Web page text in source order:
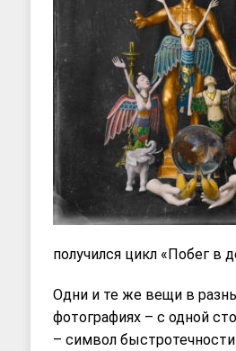
получился цикл «Побег в
Одни и те же вещи в
фотографиях – с одной
– символ